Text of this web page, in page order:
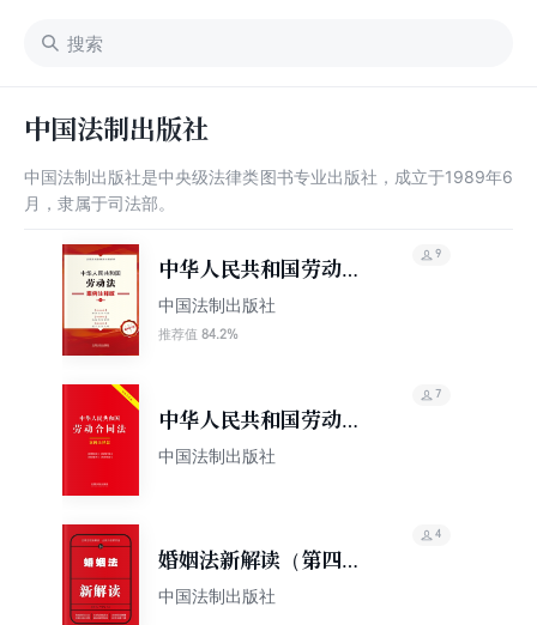
中国法制出版社
中国法制出版社是中央级法律类图书专业出版社，成立于1989年6
月，隶属于司法部。
中华人民共和国劳动
法：案例注释版（第五
版）
中国法制出版社
推荐值 84.2%
9
中华人民共和国劳动合
同法：案例注释版（双
中国法制出版社
7
婚姻法新解读（第四
版）
中国法制出版社
4